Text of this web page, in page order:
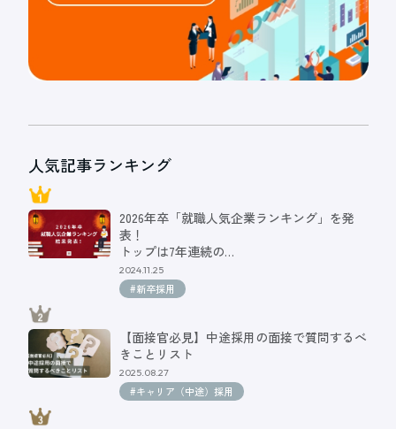
人気記事ランキング
2026年卒「就職人気企業ランキング」を発
表！
トップは7年連続の…
2024.11.25
#新卒採用
【面接官必見】中途採用の面接で質問するべ
きことリスト
2025.08.27
#キャリア（中途）採用